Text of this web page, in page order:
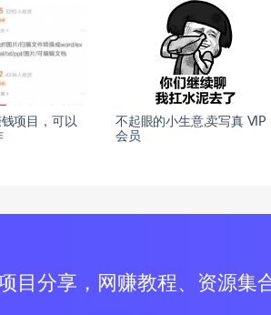
项目，可以
不起眼的小生意,卖写真 VIP
会员
目分享，网赚教程、资源集